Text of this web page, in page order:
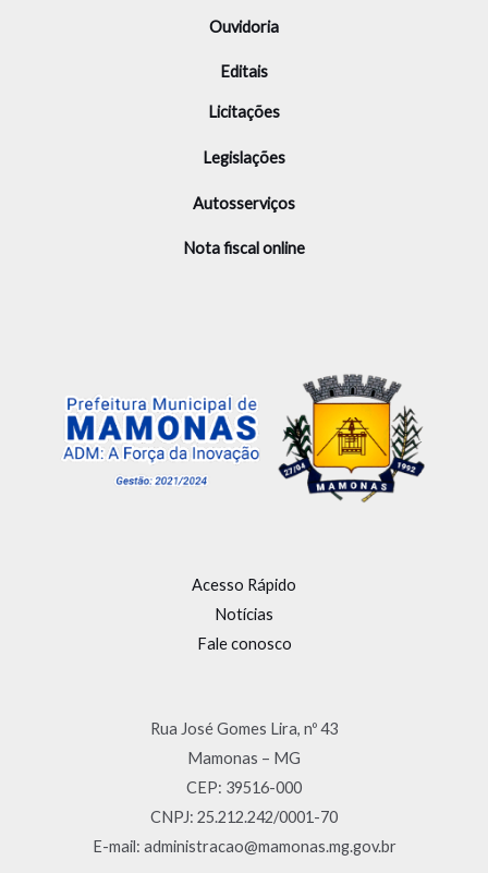
Ouvidoria
Editais
Licitações
Legislações
Autosserviços
Nota fiscal online
Acesso Rápido
Notícias
Fale conosco
Rua José Gomes Lira, nº 43
Mamonas – MG
CEP: 39516-000
CNPJ: 25.212.242/0001-70
E-mail: administracao@mamonas.mg.gov.br